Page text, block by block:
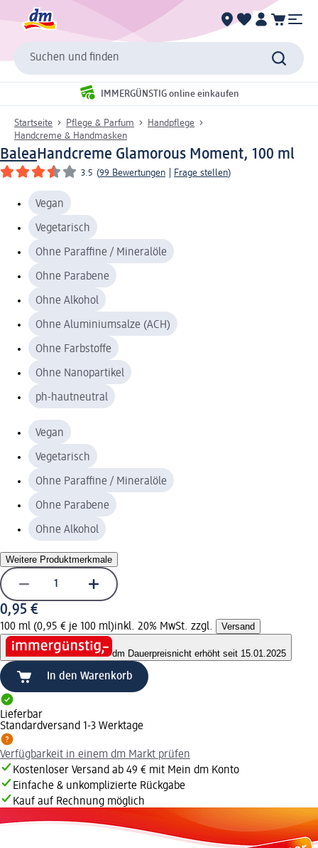
Suchen und finden
IMMERGÜNSTIG online einkaufen
Startseite Pflege & Parfum
Handpflege
Handcreme & Handmasken
Balea Handcreme Glamorous Moment, 100 ml
3.5 (99 Bewertungen Frage stellen)
Vegan
Vegetarisch
Ohne Paraffine / Mineralöle
Ohne Parabene
Ohne Alkohol
Ohne Aluminiumsalze (ACH)
Ohne Farbstoffe
Ohne Nanopartikel
ph-hautneutral
Vegan
Vegetarisch
Ohne Paraffine / Mineralöle
Ohne Parabene
Ohne Alkohol
Weitere Produktmerkmale
0,95 €
100 ml (0,95 € je 100 ml)inkl. 20% MwSt. zzgl. Versand
dm Dauerpreisnicht erhöht seit 15.01.2025
In den Warenkorb
Lieferbar
Standardversand 1-3 Werktage
Verfügbarkeit in einem dm Markt prüfen
Kostenloser Versand ab 49 € mit Mein dm Konto
Einfache & unkomplizierte Rückgabe
Kauf auf Rechnung möglich